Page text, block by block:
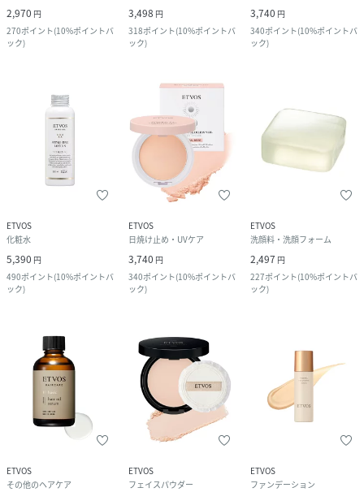
2,970 円
270ポイント(10%ポイントバ
ック)
3,498 円
318ポイント(10%ポイントバ
ック)
3,740 円
340ポイント(10%ポイントバ
ック)
ETVOS
化粧水
5,390 円
490ポイント(10%ポイントバ
ック)
ETVOS
日焼け止め・UVケア
3,740 円
340ポイント(10%ポイントバ
ック)
ETVOS
洗顔料・洗顔フォーム
2,497 円
227ポイント(10%ポイントバ
ック)
ETVOS
その他のヘアケア
ETVOS
フェイスパウダー
ETVOS
ファンデーション